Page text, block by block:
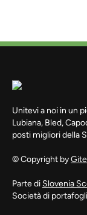
Unitevi a noi in un
Lubiana, Bled,
posti migliori della
© Copyright by
Parte di Slovenia
Società di